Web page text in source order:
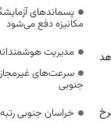
ساله درصد نرخ
پسماندهای
مکانیزه دفع می‌شود
مدیریت
سرعت‌های
جنوبی
خراسان جنوبی